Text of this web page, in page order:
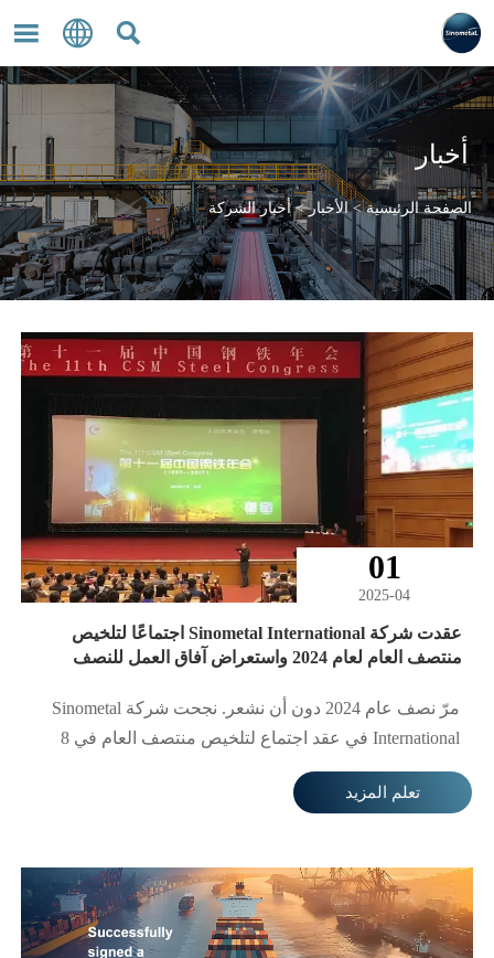



أخبار
الصفحة الرئيسية>الأخبار>أخبار الشركة
01
2025-04
عقدت شركة Sinometal International اجتماعًا لتلخيص
منتصف العام لعام 2024 واستعراض آفاق العمل للنصف
مرّ نصف عام 2024 دون أن نشعر. نجحت شركة Sinometal
International في عقد اجتماع لتلخيص منتصف العام في 8
يوليو، حيث استعرضت إنجازات النصف الأول من العام
وأجرت مراجعة، كما قامت بتلخيص الخبرات القيّمة ووضع
بثبات، والسعي للتغلب على الآثار السلبية للاقتصاد الكلي
المتدهور والتغيرات غير المتوقعة في سوق الصلب الدولي،
وتعزيز الإدارة الأساسية باستمرار والحفاظ على العلامة
تعلم المزيد